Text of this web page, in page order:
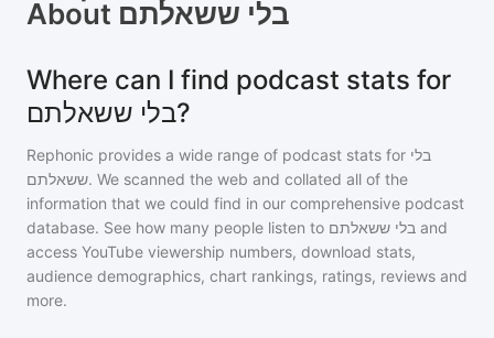
About בלי ששאלתם
Where can I find podcast stats for
בלי ששאלתם?
Rephonic provides a wide range of podcast stats for בלי
ששאלתם. We scanned the web and collated all of the
information that we could find in our comprehensive podcast
database. See how many people listen to בלי ששאלתם and
access YouTube viewership numbers, download stats,
audience demographics, chart rankings, ratings, reviews and
more.